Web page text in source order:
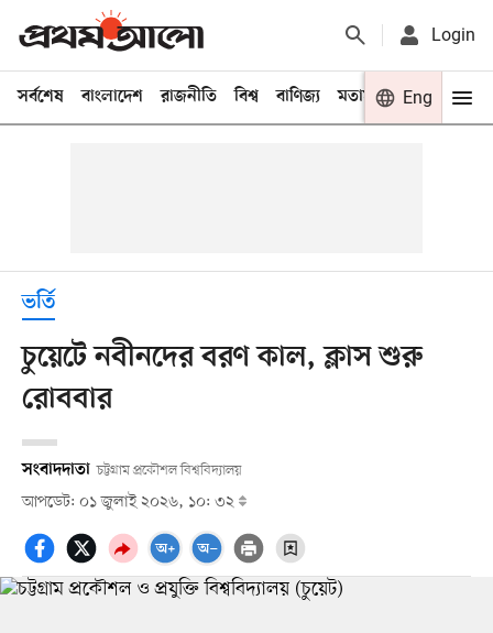
Login
সর্বশেষ বাংলাদেশ রাজনীতি বিশ্ব বাণিজ্য মতামত খেলা
Eng
ভর্তি
চুয়েটে নবীনদের বরণ কাল, ক্লাস শুরু
রোববার
সংবাদদাতা চট্টগ্রাম প্রকৌশল বিশ্ববিদ্যালয়
আপডেট: ০১ জুলাই ২০২৬, ১০: ৩২